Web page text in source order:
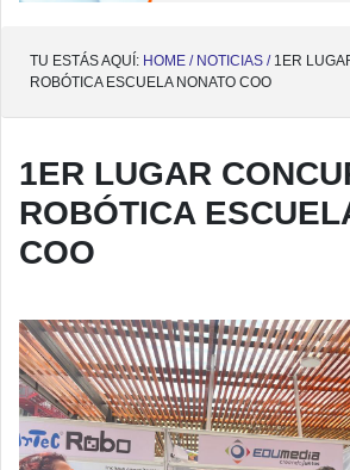
TU ESTÁS AQUÍ: HOME / NOTICIAS / 1ER
ROBÓTICA ESCUELA NONATO COO
1ER LUGAR
ROBÓTICA
COO